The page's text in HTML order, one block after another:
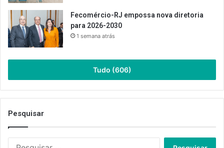
Fecomércio-RJ empossa nova diretoria
para 2026-2030
1 semana atrás
Tudo (606)
Pesquisar